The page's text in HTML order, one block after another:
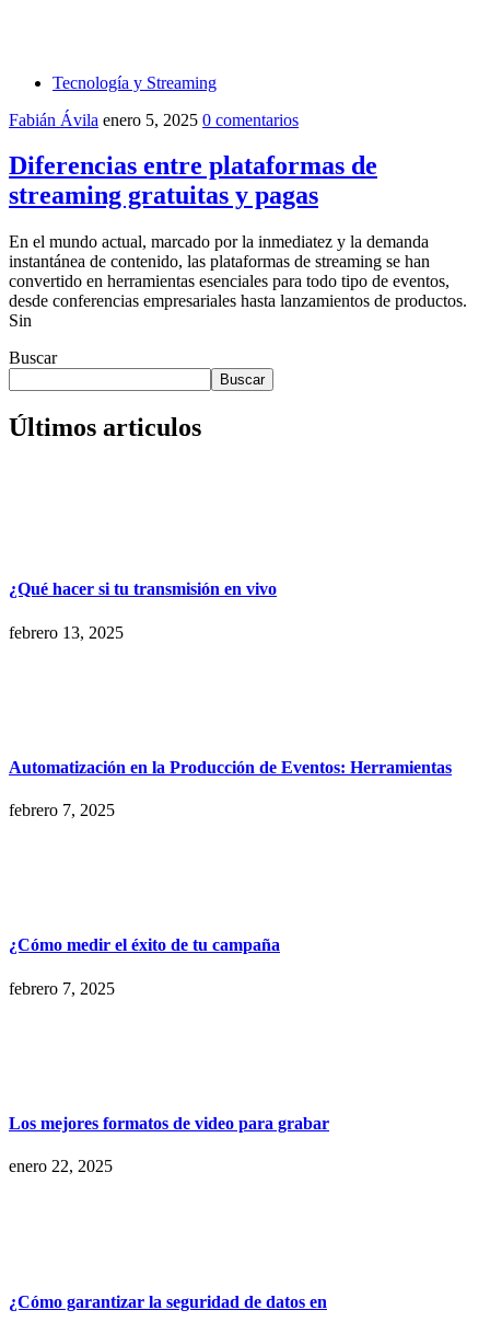
Tecnología y Streaming
Fabián Ávila enero 5, 2025 0 comentarios
Diferencias entre plataformas de
streaming gratuitas y pagas
En el mundo actual, marcado por la inmediatez y la demanda
instantánea de contenido, las plataformas de streaming se han
convertido en herramientas esenciales para todo tipo de eventos,
desde conferencias empresariales hasta lanzamientos de productos.
Sin
Buscar
Buscar
Últimos articulos
¿Qué hacer si tu transmisión en vivo
febrero 13, 2025
Automatización en la Producción de Eventos: Herramientas
febrero 7, 2025
¿Cómo medir el éxito de tu campaña
febrero 7, 2025
Los mejores formatos de video para grabar
enero 22, 2025
¿Cómo garantizar la seguridad de datos en